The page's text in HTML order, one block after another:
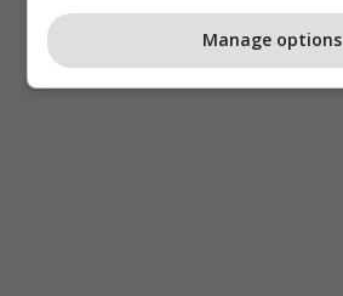
Manage options